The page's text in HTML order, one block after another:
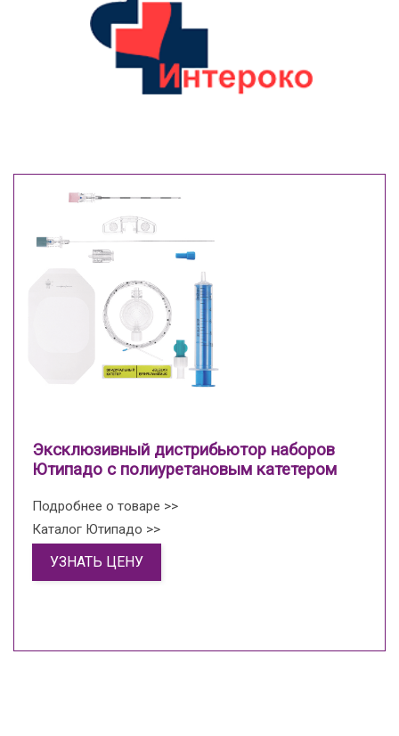
Эксклюзивный дистрибьютор наборов
Ютипадо с полиуретановым катетером
Подробнее о товаре >>
Каталог Ютипадо >>
УЗНАТЬ ЦЕНУ